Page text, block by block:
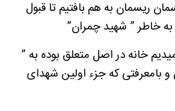
ریسمان به هم بافتیم تا قبول
خاطر ” شهید چمران”
خانه در اصل متعلق بوده به ”
بامعرفتی که جزء اولین شهدای